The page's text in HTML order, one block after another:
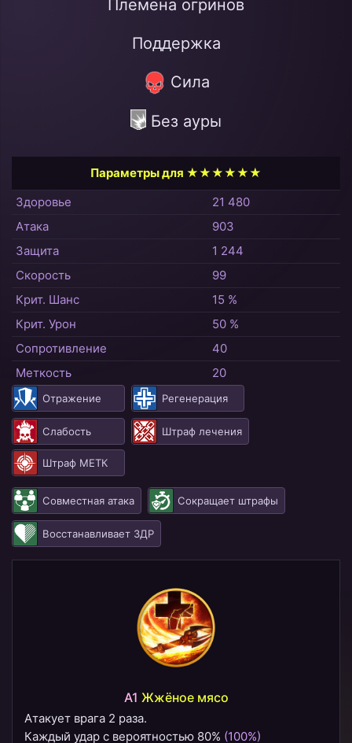
Племена огринов
Поддержка
Сила
Без ауры
Параметры для ★★★★★★
Здоровье
21 480
Атака
903
Защита
1 244
Скорость
99
Крит. Шанс
15 %
Крит. Урон
50 %
Сопротивление
40
Меткость
20
Отражение Регенерация
Слабость Штраф лечения
Штраф МЕТК
Совместная атака Сокращает штрафы
Восстанавливает ЗДР
A1 Жжёное мясо
Атакует врага 2 раза.
Каждый удар с вероятностью 80% (100%)